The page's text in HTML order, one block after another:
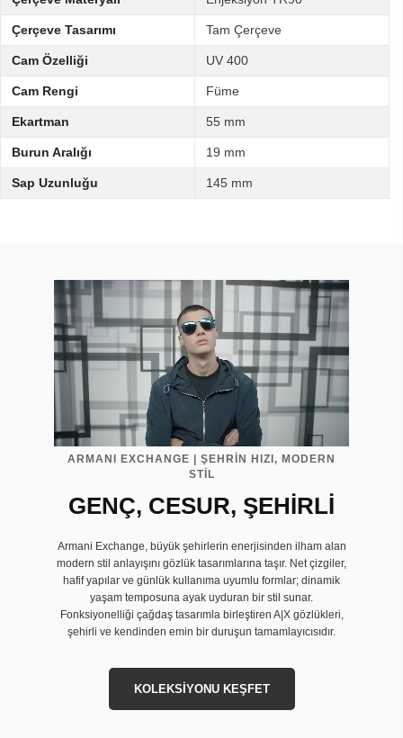
Çerçeve Tasarımı Tam Çerçeve
Cam Özelliği UV 400
Cam Rengi Füme
Ekartman 55 mm
Burun Aralığı 19 mm
Sap Uzunluğu 145 mm
ARMANI EXCHANGE | ŞEHRİN HIZI, MODERN
STİL
GENÇ, CESUR, ŞEHİRLİ
Armani Exchange, büyük şehirlerin enerjisinden ilham alan
modern stil anlayışını gözlük tasarımlarına taşır. Net çizgiler,
hafif yapılar ve günlük kullanıma uyumlu formlar; dinamik
yaşam temposuna ayak uyduran bir stil sunar.
Fonksiyonelliği çağdaş tasarımla birleştiren A|X gözlükleri,
şehirli ve kendinden emin bir duruşun tamamlayıcısıdır.
KOLEKSİYONU KEŞFET